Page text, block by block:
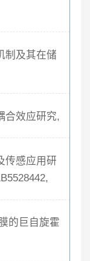
制及其在储
合效应研究,
传感应用研
的巨自旋霍